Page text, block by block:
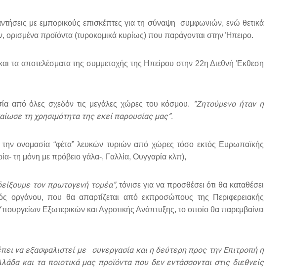
με εμπορικούς επισκέπτες για τη σύναψη συμφωνιών, ενώ θετικά
ορισμένα προϊόντα (τυροκομικά κυρίως) που παράγονται στην Ήπειρο.
τα αποτελέσματα της συμμετοχής της Ηπείρου στην 22η Διεθνή Έκθεση
από όλες σχεδόν τις μεγάλες χώρες του κόσμου.
“Ζητούμενο ήταν η
τη χρησιμότητα της εκεί παρουσίας μας”.
ονομασία “φέτα” λευκών τυριών από χώρες τόσο εκτός Ευρωπαϊκής
τη μόνη με πρόβειο γάλα-, Γαλλία, Ουγγαρία κλπ),
τον πρωτογενή τομέα”,τόνισε για να προσθέσει ότι θα καταθέσει
που θα απαρτίζεται από εκπροσώπους της Περιφερειακής
Εξωτερικών και Αγροτικής Ανάπτυξης, το οποίο θα παρεμβαίνει
να εξασφαλιστεί με συνεργασία και η δεύτερη προς την Επιτροπή η
και τα ποιοτικά μας προϊόντα που δεν εντάσσονται στις διεθνείς